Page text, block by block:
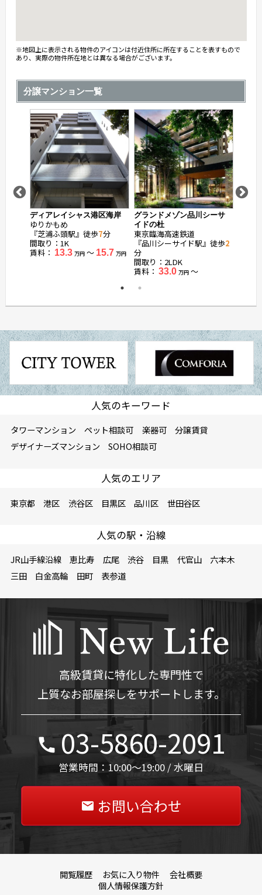
※地図上に表示される物件のアイコンは付近住所に所在することを表すもので
あり、実際の物件所在地とは異なる場合がございます。
分譲マンション一覧
ディアレイシャス港区海岸
ゆりかもめ
『芝浦ふ頭駅』徒歩7分
間取り：1K
賃料： 13.3 万円 〜 15.7 万円
グランドメゾン品川シーサ
イドの杜
東京臨海高速鉄道
『品川シーサイド駅』徒歩2
分
間取り：2LDK
賃料： 33.0 万円 〜
人気のキーワード
タワーマンション ペット相談可 楽器可
分譲賃貸
デザイナーズマンション
SOHO相談可
人気のエリア
東京都 港区 渋谷区 目黒区 品川区 世田谷区
人気の駅・沿線
JR山手線沿線 恵比寿 広尾 渋谷 目黒 代官山
六本木
三田
白金高輪 田町 表参道
高級賃貸に特化した専門性で
上質なお部屋探しをサポートします。
03-5860-2091
営業時間：10:00～19:00 / 水曜日
お問い合わせ
閲覧履歴 お気に入り物件
会社概要
個人情報保護方針